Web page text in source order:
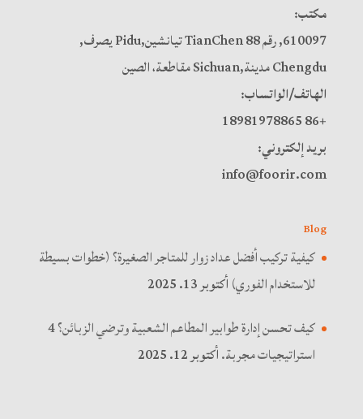
مكتب:
610097, رقم 88 TianChen تيانشين,Pidu يصرف,
Chengdu مدينة,Sichuan مقاطعة، الصين
الهاتف/الواتساب:
+86 18981978865
بريد إلكتروني:
info@foorir.com
Blog
كيفية تركيب أفضل عداد زوار للمتاجر الصغيرة؟ (خطوات بسيطة
للاستخدام الفوري)أكتوبر 13. 2025
كيف تحسن إدارة طوابير المطاعم الشعبية وترضي الزبائن؟ 4
استراتيجيات مجربة.أكتوبر 12. 2025